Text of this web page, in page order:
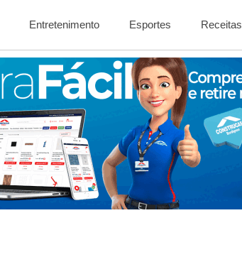
Entretenimento Esportes Receitas